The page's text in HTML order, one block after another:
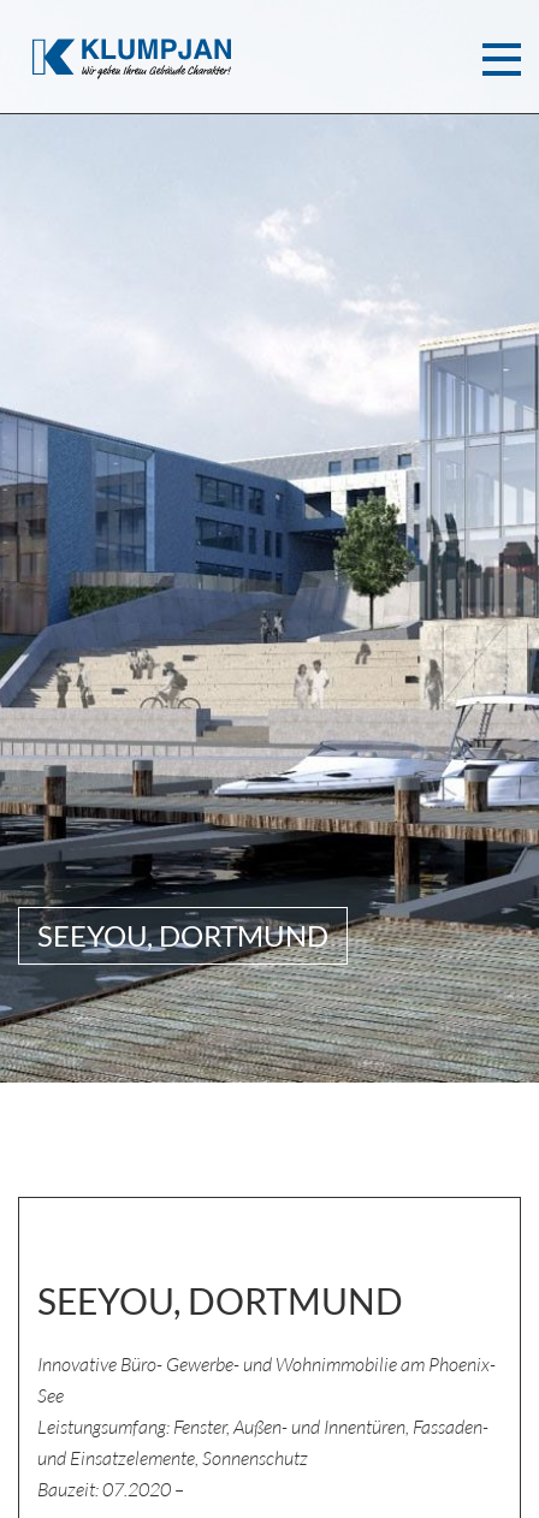
SEEYOU, DORTMUND
SEEYOU, DORTMUND
Innovative Büro- Gewerbe- und Wohnimmobilie am Phoenix-
See
Leistungsumfang: Fenster, Außen- und Innentüren, Fassaden-
und Einsatzelemente, Sonnenschutz
Bauzeit: 07.2020 –